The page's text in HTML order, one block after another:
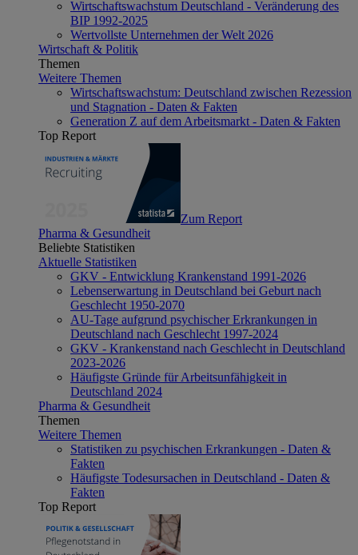
Wirtschaftswachstum Deutschland - Veränderung des
BIP 1992-2025
Wertvollste Unternehmen der Welt 2026
Wirtschaft & Politik
Themen
Weitere Themen
Wirtschaftswachstum: Deutschland zwischen Rezession
und Stagnation - Daten & Fakten
Generation Z auf dem Arbeitsmarkt - Daten & Fakten
Top Report
Zum Report
Pharma & Gesundheit
Beliebte Statistiken
Aktuelle Statistiken
GKV - Entwicklung Krankenstand 1991-2026
Lebenserwartung in Deutschland bei Geburt nach
Geschlecht 1950-2070
AU-Tage aufgrund psychischer Erkrankungen in
Deutschland nach Geschlecht 1997-2024
GKV - Krankenstand nach Geschlecht in Deutschland
2023-2026
Häufigste Gründe für Arbeitsunfähigkeit in
Deutschland 2024
Pharma & Gesundheit
Themen
Weitere Themen
Statistiken zu psychischen Erkrankungen - Daten &
Fakten
Häufigste Todesursachen in Deutschland - Daten &
Fakten
Top Report